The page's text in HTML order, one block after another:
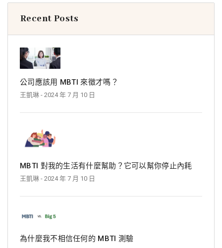
Recent Posts
公司應該用 MBTI 來徵才嗎？
王凱琳 - 2024 年 7 月 10 日
MBTI 對我的生活有什麼幫助？它可以幫你停止內耗
王凱琳 - 2024 年 7 月 10 日
為什麼我不相信任何的 MBTI 測驗